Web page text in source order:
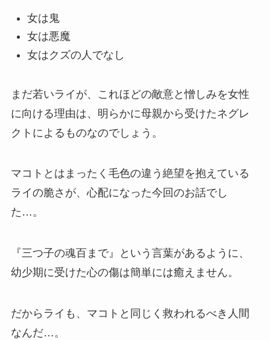
女は鬼
女は悪魔
女はクズの人でなし
まだ若いライが、これほどの敵意と憎しみを女性
に向ける理由は、明らかに母親から受けたネグレ
クトによるものなのでしょう。
マコトとはまったく毛色の違う絶望を抱えている
ライの脆さが、心配になった今回のお話でし
た…。
『三つ子の魂百まで』
という言葉があるように、
幼少期に受けた心の傷は簡単には癒えません。
だからライも、マコトと同じく救われるべき人間
なんだ…。